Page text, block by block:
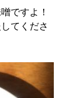
噌ですよ！
てくださ